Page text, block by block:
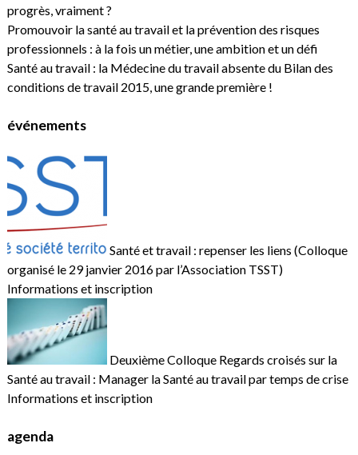
progrès, vraiment ?
Promouvoir la santé au travail et la prévention des risques
professionnels : à la fois un métier, une ambition et un défi
Santé au travail : la Médecine du travail absente du Bilan des
conditions de travail 2015, une grande première !
événements
Santé et travail : repenser les liens (Colloque
organisé le 29 janvier 2016 par l’Association TSST)
Informations et inscription
Deuxième Colloque Regards croisés sur la
Santé au travail : Manager la Santé au travail par temps de crise
Informations et inscription
agenda